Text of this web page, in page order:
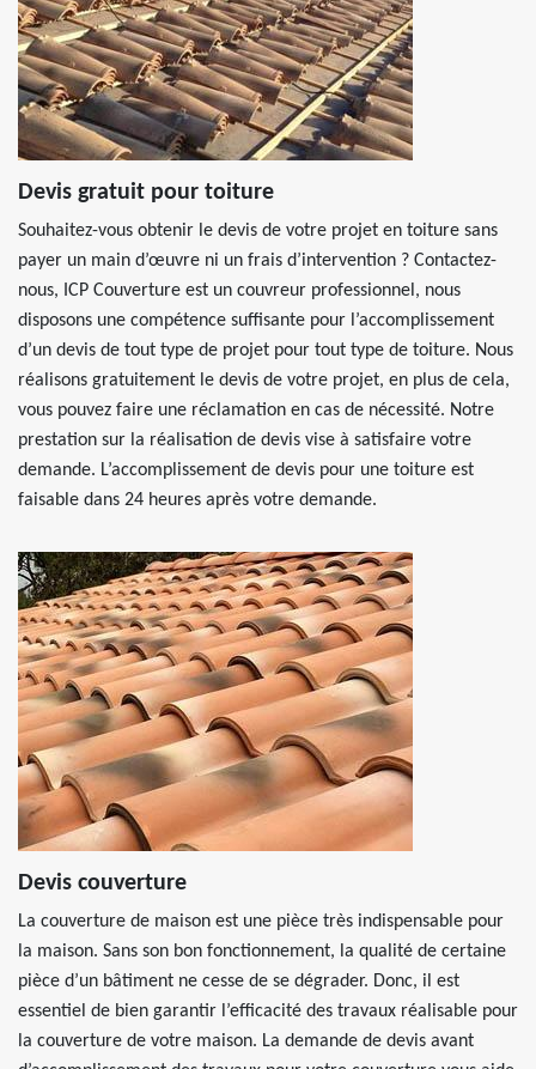
Devis gratuit pour toiture
Souhaitez-vous obtenir le devis de votre projet en toiture sans
payer un main d’œuvre ni un frais d’intervention ? Contactez-
nous, ICP Couverture est un couvreur professionnel, nous
disposons une compétence suffisante pour l’accomplissement
d’un devis de tout type de projet pour tout type de toiture. Nous
réalisons gratuitement le devis de votre projet, en plus de cela,
vous pouvez faire une réclamation en cas de nécessité. Notre
prestation sur la réalisation de devis vise à satisfaire votre
demande. L’accomplissement de devis pour une toiture est
faisable dans 24 heures après votre demande.
Devis couverture
La couverture de maison est une pièce très indispensable pour
la maison. Sans son bon fonctionnement, la qualité de certaine
pièce d’un bâtiment ne cesse de se dégrader. Donc, il est
essentiel de bien garantir l’efficacité des travaux réalisable pour
la couverture de votre maison. La demande de devis avant